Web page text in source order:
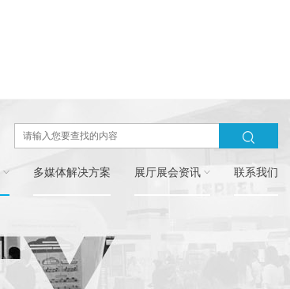
多媒体解决方案 展厅展会资讯 联系我们